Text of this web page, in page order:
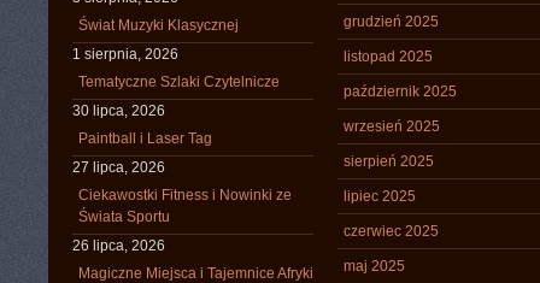
Świat Muzyki Klasycznej
1 sierpnia, 2026
Tematyczne Szlaki Czytelnicze
30 lipca, 2026
Paintball i Laser Tag
27 lipca, 2026
Ciekawostki Fitness i Nowinki ze
Świata Sportu
26 lipca, 2026
Magiczne Miejsca i Tajemnice Afryki
grudzień 2025
listopad 2025
październik 2025
wrzesień 2025
sierpień 2025
lipiec 2025
czerwiec 2025
maj 2025